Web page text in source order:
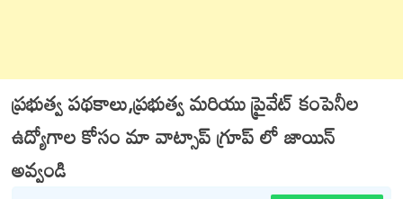
ప్రభుత్వ పథకాలు,ప్రభుత్వ మరియు ప్రైవేట్ కంపెనీల
ఉద్యోగాల కోసం మా వాట్సాప్ గ్రూప్ లో జాయిన్
అవ్వండి